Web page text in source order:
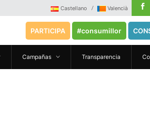
Castellano Valencià
PARTICIPA #consumillor
Campañas Transparencia